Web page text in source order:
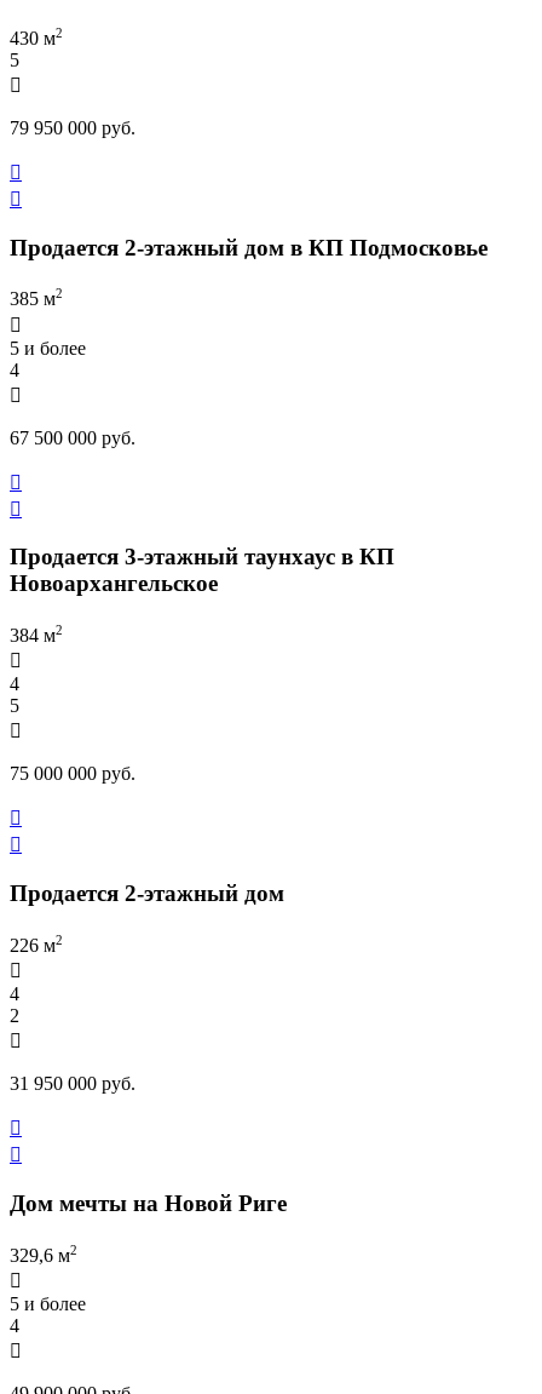
430 м2
5

79 950 000 руб.


Продается 2-этажный дом в КП Подмосковье
385 м2

5 и более
4

67 500 000 руб.


Продается 3-этажный таунхаус в КП
Новоархангельское
384 м2

4
5

75 000 000 руб.


Продается 2-этажный дом
226 м2

4
2

31 950 000 руб.


Дом мечты на Новой Риге
329,6 м2

5 и более
4
